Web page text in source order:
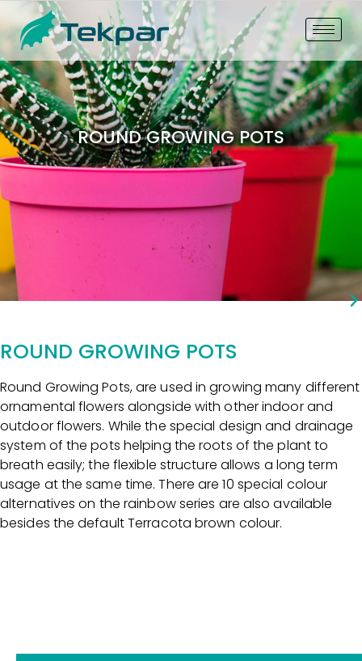
ROUND GROWING POTS
ROUND GROWING POTS
Round Growing Pots, are used in growing many different
ornamental flowers alongside with other indoor and
outdoor flowers. While the special design and drainage
system of the pots helping the roots of the plant to
breath easily; the flexible structure allows a long term
usage at the same time. There are 10 special colour
alternatives on the rainbow series are also available
besides the default Terracota brown colour.